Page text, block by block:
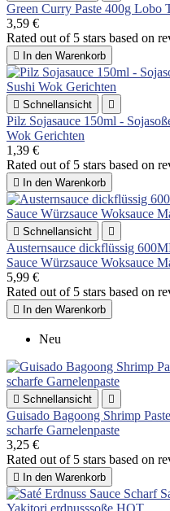
Green Curry Paste 400g Lobo
3,59 €
Rated out of 5 stars based on
 In den Warenkorb
 Schnellansicht 
Pilz Sojasauce 150ml -
Wok Gerichten
1,39 €
Rated out of 5 stars based on
 In den Warenkorb
 Schnellansicht 
Austernsauce dickflüssig
Sauce Würzsauce Woksauce
5,99 €
Rated out of 5 stars based on
 In den Warenkorb
Neu
 Schnellansicht 
Guisado Bagoong Shrimp
scharfe Garnelenpaste
3,25 €
Rated out of 5 stars based on
 In den Warenkorb